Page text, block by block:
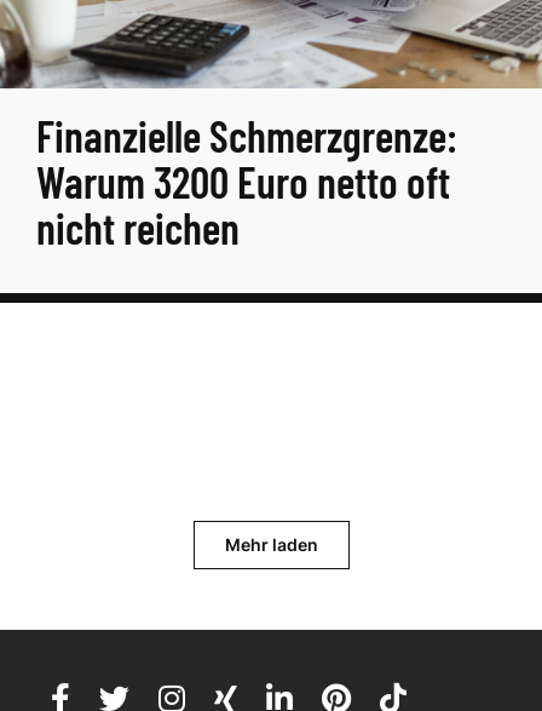
Finanzielle Schmerzgrenze:
Warum 3200 Euro netto oft
nicht reichen
Mehr laden